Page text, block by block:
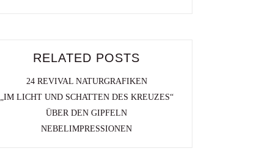
RELATED POSTS
24 REVIVAL NATURGRAFIKEN
„IM LICHT UND SCHATTEN DES KREUZES“
ÜBER DEN GIPFELN
NEBELIMPRESSIONEN